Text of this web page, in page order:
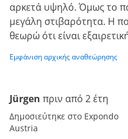
αρκετά υψηλό. Όμως το
μεγάλη στιβαρότητα. Η
θεωρώ ότι είναι
Εμφάνιση αρχικής αναθεώρησης
Jürgen πριν από 2 έτη
Δημοσιεύτηκε στο Expondo
Austria